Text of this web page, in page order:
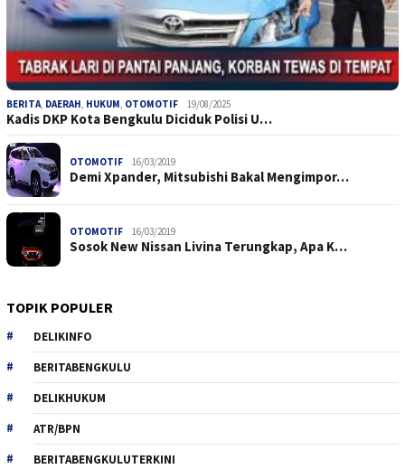
BERITA, DAERAH, HUKUM, OTOMOTIF 19/08/2025
Kadis DKP Kota Bengkulu Diciduk Polisi U…
OTOMOTIF 16/03/2019
Demi Xpander, Mitsubishi Bakal Mengimpor…
OTOMOTIF 16/03/2019
Sosok New Nissan Livina Terungkap, Apa K…
TOPIK POPULER
DELIKINFO
BERITABENGKULU
DELIKHUKUM
ATR/BPN
BERITABENGKULUTERKINI